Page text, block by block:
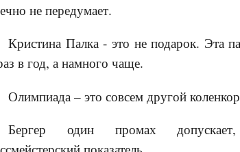
не передумает.
Кристина Палка - это не подарок. Эта
в год, а намного чаще.
Олимпиада – это совсем другой
Бергер один промах